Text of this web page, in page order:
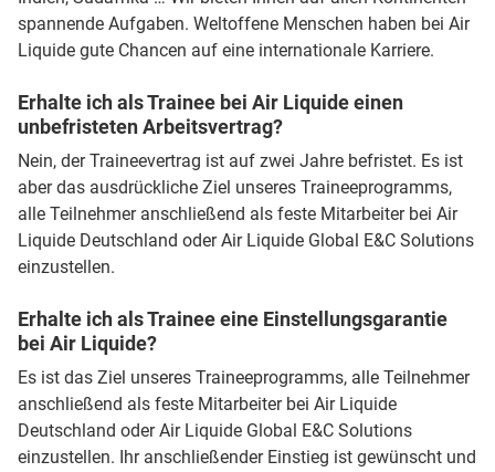
spannende Aufgaben. Weltoffene Menschen haben bei Air
Liquide gute Chancen auf eine internationale Karriere.
Erhalte ich als Trainee bei Air Liquide einen
unbefristeten Arbeitsvertrag?
Nein, der Traineevertrag ist auf zwei Jahre befristet. Es ist
aber das ausdrückliche Ziel unseres Traineeprogramms,
alle Teilnehmer anschließend als feste Mitarbeiter bei Air
Liquide Deutschland oder Air Liquide Global E&C Solutions
einzustellen.
Erhalte ich als Trainee eine Einstellungsgarantie
bei Air Liquide?
Es ist das Ziel unseres Traineeprogramms, alle Teilnehmer
anschließend als feste Mitarbeiter bei Air Liquide
Deutschland oder Air Liquide Global E&C Solutions
einzustellen. Ihr anschließender Einstieg ist gewünscht und